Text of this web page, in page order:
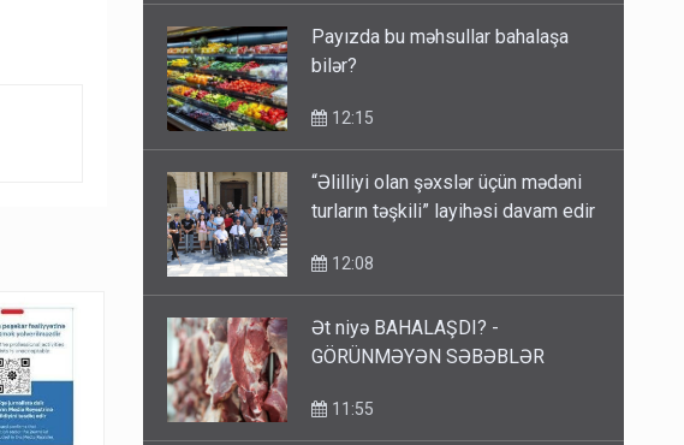
Payızda bu məhsullar bahalaşa
bilər?
“Əlilliyi olan şəxslər üçün mədəni
turların təşkili” layihəsi davam edir
Ət niyə BAHALAŞDI? -
GÖRÜNMƏYƏN SƏBƏBLƏR